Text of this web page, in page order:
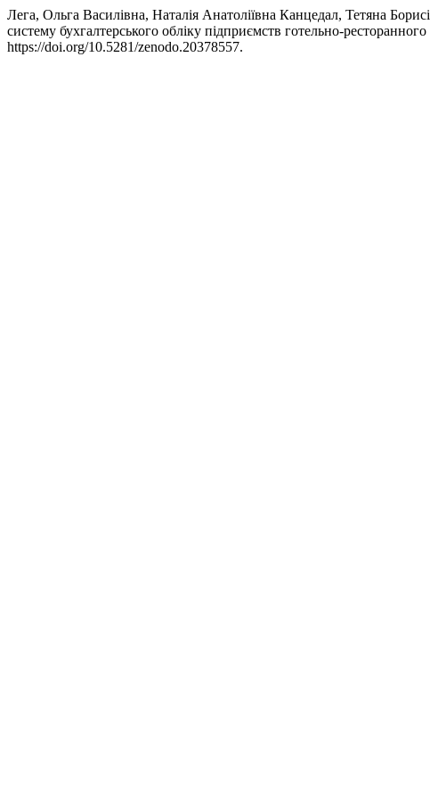
Лега, Ольга Василівна, Наталія Анатоліївна Канцедал, Тетяна
систему бухгалтерського обліку підприємств готельно-
https://doi.org/10.5281/zenodo.20378557.